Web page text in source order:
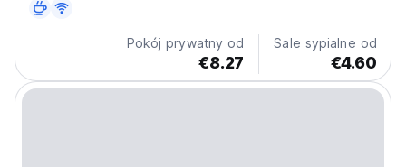
travelers. Suitcase Stories is strategically situated just a
Pokój prywatny od
€8.27
Sale sypialne od
€4.60